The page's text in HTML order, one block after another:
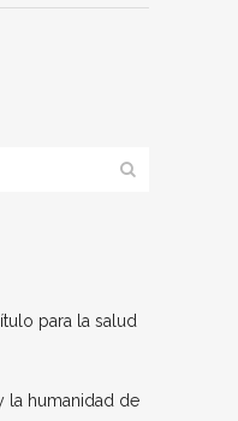
para la salud
la humanidad de